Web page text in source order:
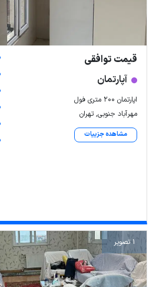
قیمت توافقی
آپارتمان
اپارتمان ۲۰۰ متری فول
مهرآباد جنوبی, تهران
مشاهده جزییات
1 تصویر